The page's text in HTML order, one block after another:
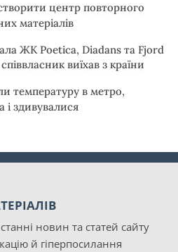
центр повторного
матеріалів
ЖК Poetica, Diadans та Fjord
виїхав з країни
температуру в метро,
і здивувалися
новин та статей сайту
й гіперпосилання